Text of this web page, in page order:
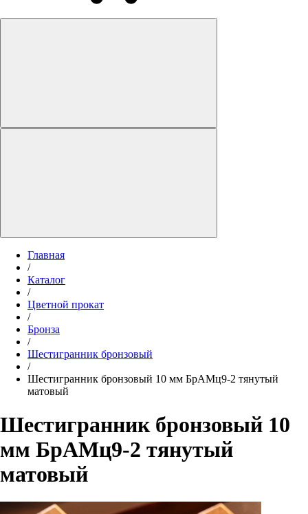
Главная
/
Каталог
/
Цветной прокат
/
Бронза
/
Шестигранник бронзовый
/
Шестигранник бронзовый 10 мм БрАМц9-2 тянутый
матовый
Шестигранник бронзовый 10
мм БрАМц9-2 тянутый
матовый